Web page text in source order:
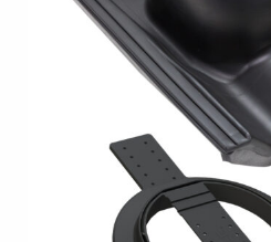
MONTAVIMAS IR BROŠIŪROS
STRAIPSNIAI IR NAUJIENOS
SUSISIEKITE SU MUMIS
USA PL SV SV-FI